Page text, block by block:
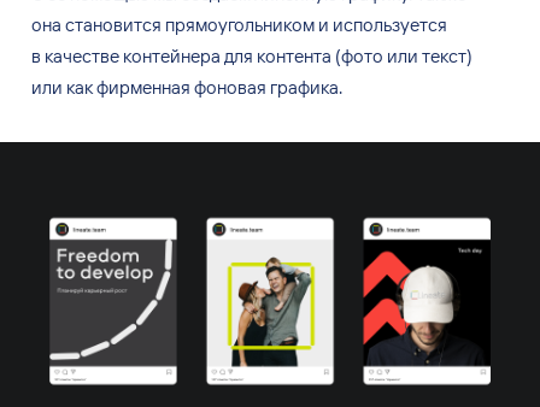
она становится прямоугольником и используется
в качестве контейнера для контента (фото или текст)
или какфирменная фоновая графика.